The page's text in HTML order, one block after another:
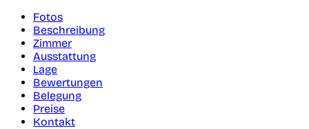
Fotos
Beschreibung
Zimmer
Ausstattung
Lage
Bewertungen
Belegung
Preise
Kontakt